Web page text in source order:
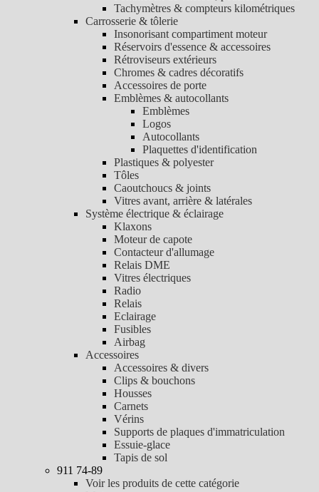
Tachymètres & compteurs kilométriques
Carrosserie & tôlerie
Insonorisant compartiment moteur
Réservoirs d'essence & accessoires
Rétroviseurs extérieurs
Chromes & cadres décoratifs
Accessoires de porte
Emblèmes & autocollants
Emblèmes
Logos
Autocollants
Plaquettes d'identification
Plastiques & polyester
Tôles
Caoutchoucs & joints
Vitres avant, arrière & latérales
Système électrique & éclairage
Klaxons
Moteur de capote
Contacteur d'allumage
Relais DME
Vitres électriques
Radio
Relais
Eclairage
Fusibles
Airbag
Accessoires
Accessoires & divers
Clips & bouchons
Housses
Carnets
Vérins
Supports de plaques d'immatriculation
Essuie-glace
Tapis de sol
911 74-89
Voir les produits de cette catégorie